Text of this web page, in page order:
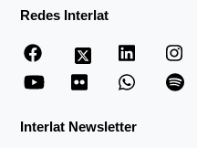
Redes Interlat
Interlat Newsletter